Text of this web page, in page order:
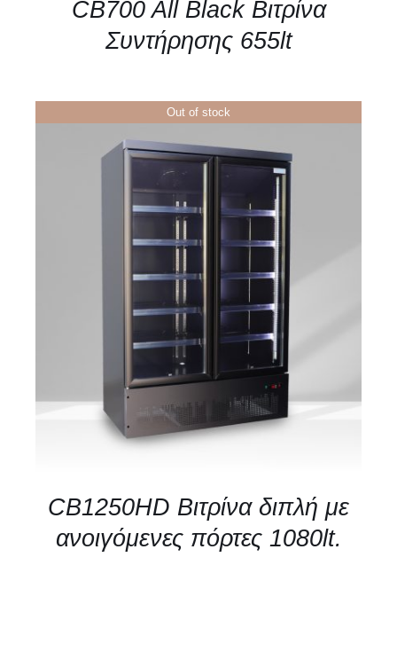
CB700 All Black Βιτρίνα
Συντήρησης 655lt
Out of stock
ΛΕΠΤΟΜΈΡΕΙΕΣ
CB1250HD Βιτρίνα διπλή με
ανοιγόμενες πόρτες 1080lt.